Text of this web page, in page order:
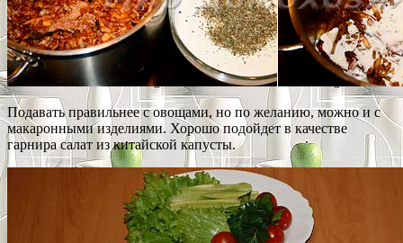
Подавать правильнее с овощами, но по желанию, можно и с
макаронными изделиями. Хорошо подойдет в качестве
гарнира салат из китайской капусты.